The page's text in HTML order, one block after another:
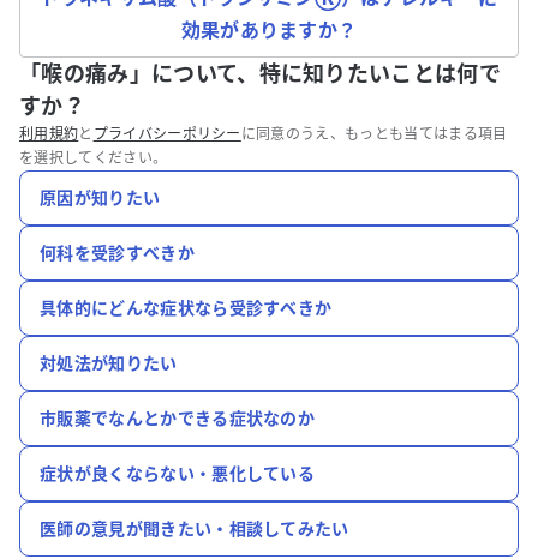
効果がありますか？
「喉の痛み」について、特に知りたいことは何で
すか？
利用規約と プライバシーポリシー に同意のうえ、もっとも当てはまる項目
を選択してください。
原因が知りたい
何科を受診すべきか
具体的にどんな症状なら受診すべきか
対処法が知りたい
市販薬でなんとかできる症状なのか
症状が良くならない・悪化している
医師の意見が聞きたい・相談してみたい